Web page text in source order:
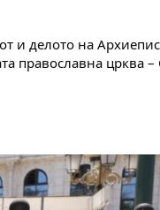
и делото на
православна црква